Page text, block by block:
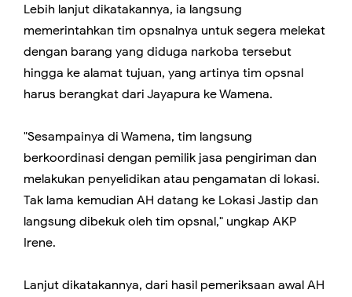
Lebih lanjut dikatakannya, ia langsung
memerintahkan tim opsnalnya untuk segera melekat
dengan barang yang diduga narkoba tersebut
hingga ke alamat tujuan, yang artinya tim opsnal
harus berangkat dari Jayapura ke Wamena.
"Sesampainya di Wamena, tim langsung
berkoordinasi dengan pemilik jasa pengiriman dan
melakukan penyelidikan atau pengamatan di lokasi.
Tak lama kemudian AH datang ke Lokasi Jastip dan
langsung dibekuk oleh tim opsnal," ungkap AKP
Irene.
Lanjut dikatakannya, dari hasil pemeriksaan awal AH